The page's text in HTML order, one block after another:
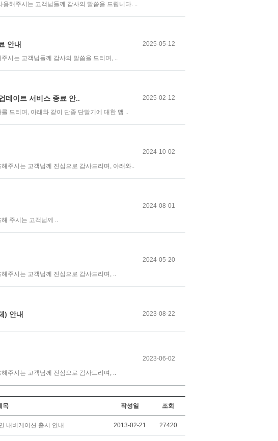
해주시는 고객님들께 감사의 말씀을 드립니다. ..
2025-05-12
안내
시는 고객님들께 감사의 말씀을 드리며, ..
2025-02-12
데이트 서비스 종료 안..
드리며, 아래와 같이 단종 단말기에 대한 맵 ..
2024-10-02
주시는 고객님께 진심으로 감사드리며, 아래와..
2024-08-01
주시는 고객님께 ..
2024-05-20
주시는 고객님께 진심으로 감사드리며, ..
2023-08-22
) 안내
2023-06-02
주시는 고객님께 진심으로 감사드리며, ..
목 작성일 조회
내비게이션 출시 안내 2013-02-21 27420